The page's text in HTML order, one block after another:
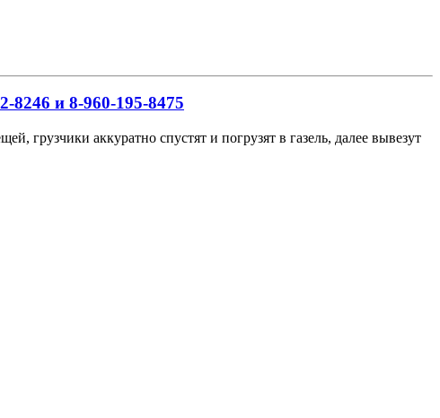
8246 и 8-960-195-8475
грузчики аккуратно спустят и погрузят в газель, далее вывезут